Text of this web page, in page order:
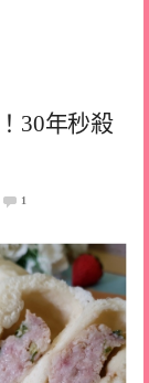
30年秒殺
1